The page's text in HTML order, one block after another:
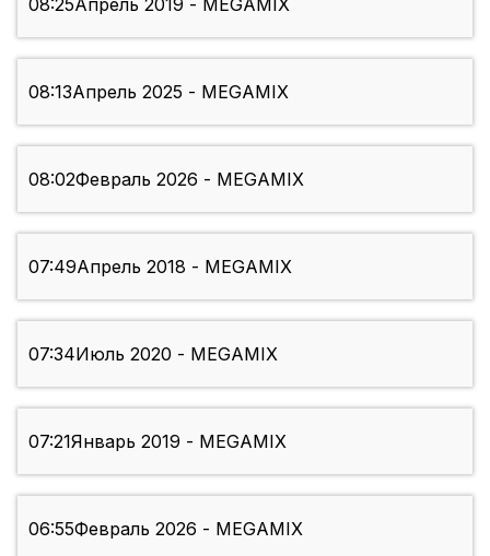
08:25Апрель 2019 - MEGAMIX
08:13Апрель 2025 - MEGAMIX
08:02Февраль 2026 - MEGAMIX
07:49Апрель 2018 - MEGAMIX
07:34Июль 2020 - MEGAMIX
07:21Январь 2019 - MEGAMIX
06:55Февраль 2026 - MEGAMIX